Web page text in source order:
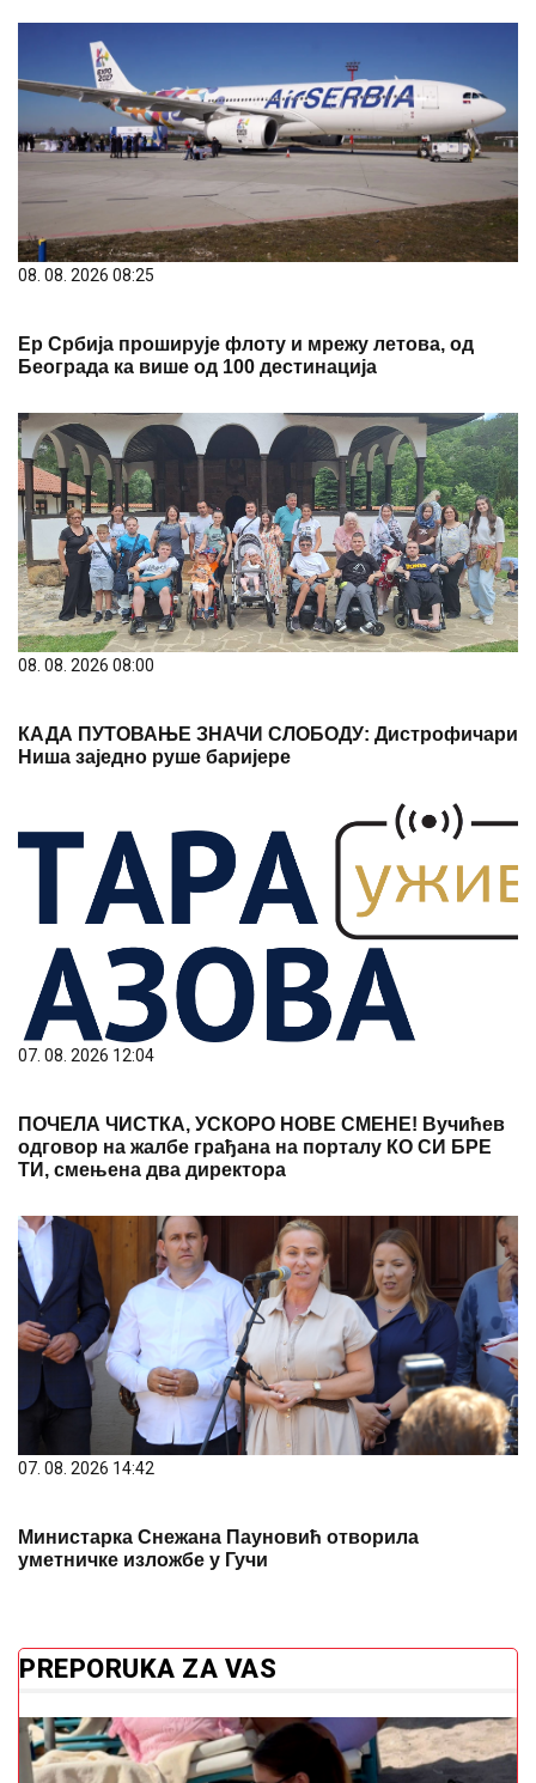
08. 08. 2026 08:25
Ер Србија проширује флоту и мрежу летова, од
Београда ка више од 100 дестинација
08. 08. 2026 08:00
КАДА ПУТОВАЊЕ ЗНАЧИ СЛОБОДУ: Дистрофичари
Ниша заједно руше баријере
07. 08. 2026 12:04
ПОЧЕЛА ЧИСТКА, УСКОРО НОВЕ СМЕНЕ! Вучићев
одговор на жалбе грађана на порталу КО СИ БРЕ
ТИ, смењена два директора
07. 08. 2026 14:42
Министарка Снежана Пауновић отворила
уметничке изложбе у Гучи
PREPORUKA ZA VAS